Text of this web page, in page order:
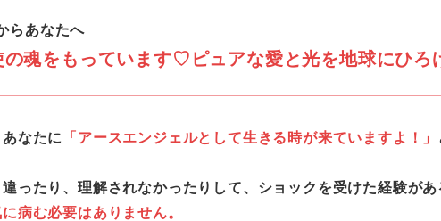
らあなたへ
魂をもっています♡ピュアな愛と光を地球にひろ
なたに 「アースエンジェルとして生きる時が来ていますよ！」
ったり、理解されなかったりして、ショックを受けた経験が
病む必要はありません。